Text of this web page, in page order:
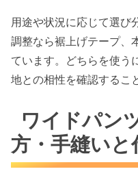
用途や状況に応じて選び
調整なら裾上げテープ、
ています。どちらを使う
地との相性を確認するこ
ワイドパン
方・手縫い